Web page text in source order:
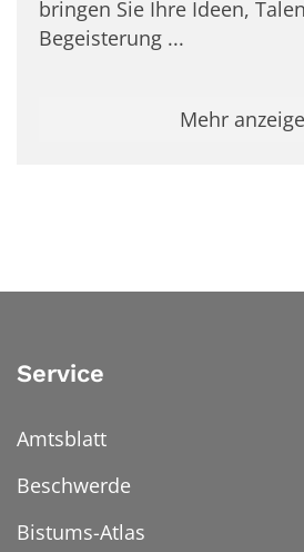
bringen Sie Ihre Ideen,
Begeisterung ...
Mehr
Service
Amtsblatt
Beschwerde
Bistums-Atlas